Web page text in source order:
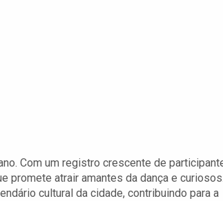
Com um registro crescente de
promete atrair amantes da dança e
cultural da cidade, contribuindo para a